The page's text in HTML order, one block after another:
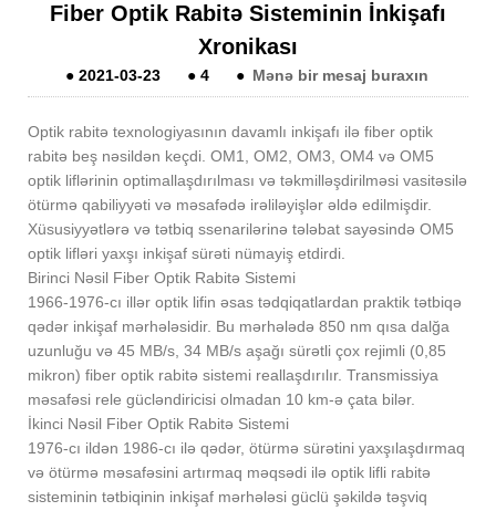
Fiber Optik Rabitə Sisteminin İnkişafı
Xronikası
● 2021-03-23 ● 4 ● Mənə bir mesaj buraxın
Optik rabitə texnologiyasının davamlı inkişafı ilə fiber optik
rabitə beş nəsildən keçdi. OM1, OM2, OM3, OM4 və OM5
optik liflərinin optimallaşdırılması və təkmilləşdirilməsi vasitəsilə
ötürmə qabiliyyəti və məsafədə irəliləyişlər əldə edilmişdir.
Xüsusiyyətlərə və tətbiq ssenarilərinə tələbat sayəsində OM5
optik lifləri yaxşı inkişaf sürəti nümayiş etdirdi.
Birinci Nəsil Fiber Optik Rabitə Sistemi
1966-1976-cı illər optik lifin əsas tədqiqatlardan praktik tətbiqə
qədər inkişaf mərhələsidir. Bu mərhələdə 850 nm qısa dalğa
uzunluğu və 45 MB/s, 34 MB/s aşağı sürətli çox rejimli (0,85
mikron) fiber optik rabitə sistemi reallaşdırılır. Transmissiya
məsafəsi rele gücləndiricisi olmadan 10 km-ə çata bilər.
İkinci Nəsil Fiber Optik Rabitə Sistemi
1976-cı ildən 1986-cı ilə qədər, ötürmə sürətini yaxşılaşdırmaq
və ötürmə məsafəsini artırmaq məqsədi ilə optik lifli rabitə
sisteminin tətbiqinin inkişaf mərhələsi güclü şəkildə təşviq